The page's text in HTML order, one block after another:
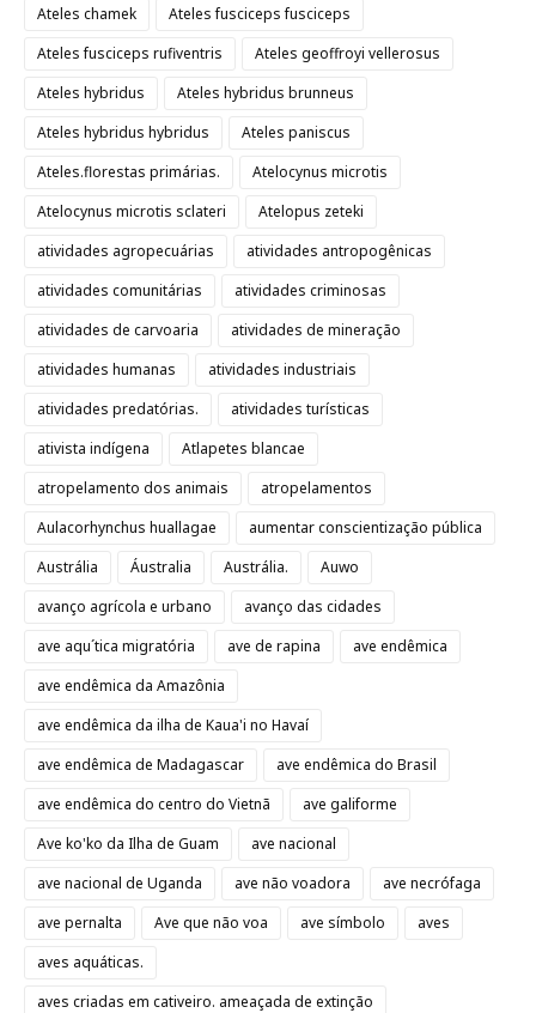
Ateles chamek
Ateles fusciceps fusciceps
Ateles fusciceps rufiventris
Ateles geoffroyi vellerosus
Ateles hybridus
Ateles hybridus brunneus
Ateles hybridus hybridus
Ateles paniscus
Ateles.florestas primárias.
Atelocynus microtis
Atelocynus microtis sclateri
Atelopus zeteki
atividades agropecuárias
atividades antropogênicas
atividades comunitárias
atividades criminosas
atividades de carvoaria
atividades de mineração
atividades humanas
atividades industriais
atividades predatórias.
atividades turísticas
ativista indígena
Atlapetes blancae
atropelamento dos animais
atropelamentos
Aulacorhynchus huallagae
aumentar conscientização pública
Austrália
Áustralia Austrália.
Auwo
avanço agrícola e urbano
avanço das cidades
ave aqu´tica migratória
ave de rapina
ave endêmica
ave endêmica da Amazônia
ave endêmica da ilha de Kaua'i no Havaí
ave endêmica de Madagascar
ave endêmica do Brasil
ave endêmica do centro do Vietnã
ave galiforme
Ave ko'ko da Ilha de Guam
ave nacional
ave nacional de Uganda
ave não voadora
ave necrófaga
ave pernalta
Ave que não voa ave símbolo
aves
aves aquáticas.
aves criadas em cativeiro. ameaçada de extinção